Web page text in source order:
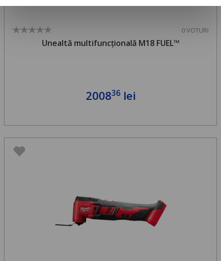
0 VOTURI
Unealtă multifuncțională M18 FUEL™
200836lei